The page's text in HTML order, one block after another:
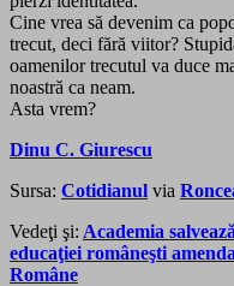
Cine vrea să devenim ca
trecut, deci fără viitor?
oamenilor trecutul va duce
noastră ca neam.
Asta vrem?
Dinu C. Giurescu
Sursa: Cotidianul via
Vedeţi şi: Academia
educaţiei româneşti
Române